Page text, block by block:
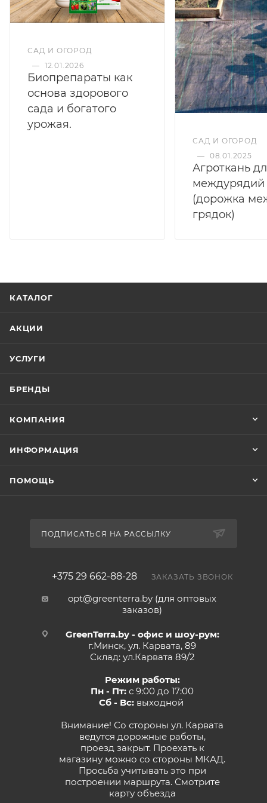
позволяют равномерно распределить вес растений,
что предотвращает их повреждение. К тому же, из-
за бортиков не вытекает лишняя влага. Можно
использовать в качестве лотков для микрозелени
или как подставки под кассеты для рассады.
САД И ОГОРОД
— 12.01.2026
Биопрепараты как
основа здорового
сада и богатого
урожая.
САД И ОГОРОД
— 08.01.2025
Агроткань
междурядий
(дорожка
грядок)
КАТАЛОГ
АКЦИИ
УСЛУГИ
БРЕНДЫ
КОМПАНИЯ
ИНФОРМАЦИЯ
ПОМОЩЬ
ПОДПИСАТЬСЯ НА РАССЫЛКУ
+375 29 662-88-28 ЗАКАЗАТЬ ЗВОНОК
opt@greenterra.by (для оптовых
заказов)
GreenTerra.by - офис и шоу-рум:
г.Минск, ул. Карвата, 89
Склад: ул.Карвата 89/2
Режим работы:
Пн - Пт: с 9:00 до 17:00
Сб - Вс:выходной
Внимание! Со стороны ул. Карвата
ведутся дорожные работы,
проезд закрыт. Проехать к
магазину можно со стороны МКАД.
Просьба учитывать это при
построении маршрута. Смотрите
карту объезда